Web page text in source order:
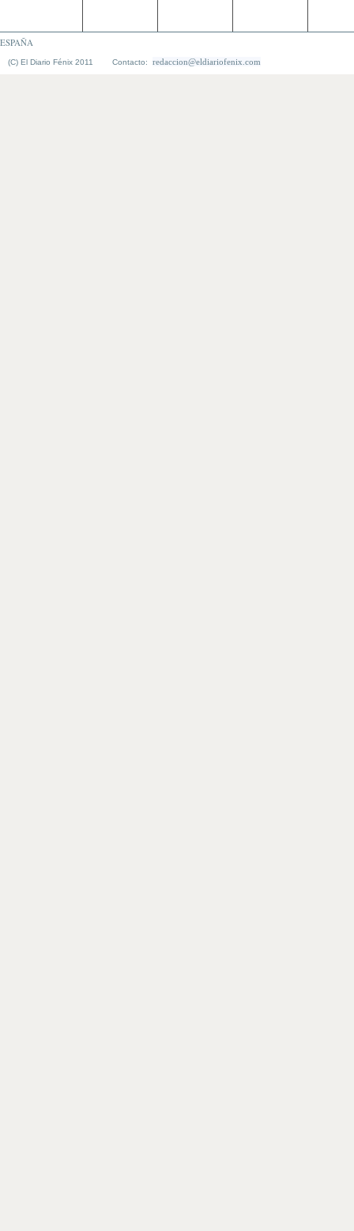
ESPAÑA
(C) El Diario Fénix 2011 Contacto: redaccion@eldiariofenix.com